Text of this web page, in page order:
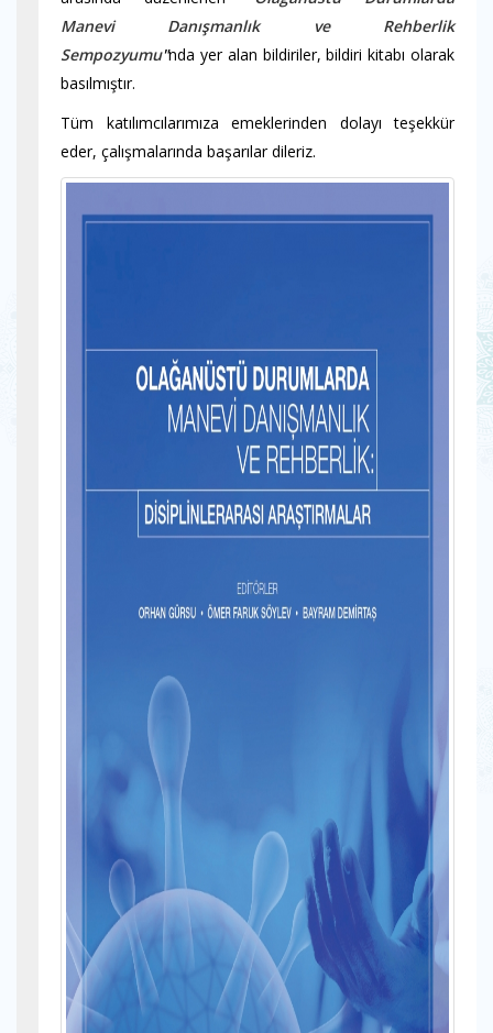
Manevi Danışmanlık ve Rehberlik
Sempozyumu"nda yer alan bildiriler, bildiri kitabı olarak
basılmıştır.
Tüm katılımcılarımıza emeklerinden dolayı teşekkür
eder, çalışmalarında başarılar dileriz.